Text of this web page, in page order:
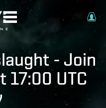
- Join
17:00 UTC